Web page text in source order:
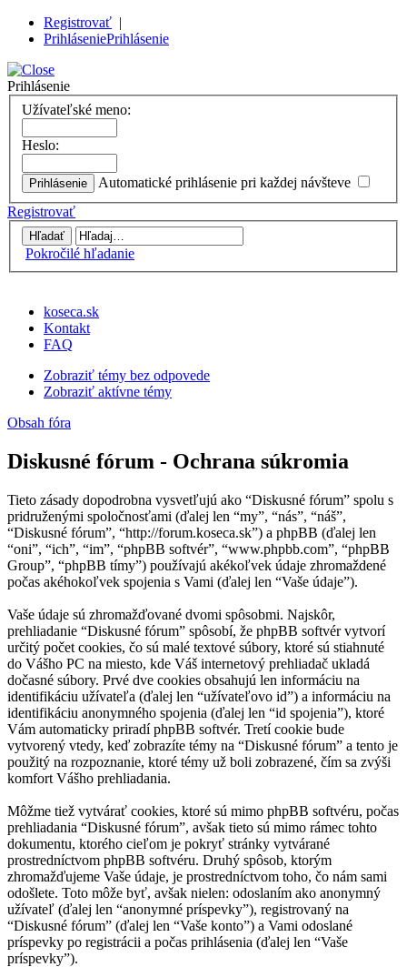
Registrovať |
PrihláseniePrihlásenie
Prihlásenie
Užívateľské meno:
Heslo:
Automatické prihlásenie pri každej návšteve
Registrovať
Pokročilé hľadanie
koseca.sk
Kontakt
FAQ
Zobraziť témy bez odpovede
Zobraziť aktívne témy
Obsah fóra
Diskusné fórum - Ochrana súkromia
Tieto zásady dopodrobna vysvetľujú ako “Diskusné fórum” spolu s
pridruženými spoločnosťami (ďalej len “my”, “nás”, “náš”,
“Diskusné fórum”, “http://forum.koseca.sk”) a phpBB (ďalej len
“oni”, “ich”, “im”, “phpBB softvér”, “www.phpbb.com”, “phpBB
Group”, “phpBB tímy”) používajú akékoľvek údaje zhromaždené
počas akéhokoľvek spojenia s Vami (ďalej len “Vaše údaje”).
Vaše údaje sú zhromažďované dvomi spôsobmi. Najskôr,
prehliadanie “Diskusné fórum” spôsobí, že phpBB softvér vytvorí
určitý počet cookies, čo sú malé textové súbory, ktoré sú stiahnuté
do Vášho PC na miesto, kde Váš internetový prehliadač ukladá
dočasné súbory. Prvé dve cookies obsahujú len informáciu na
identifikáciu užívateľa (ďalej len “užívateľovo id”) a informáciu na
identifikáciu anonymného spojenia (ďalej len “id spojenia”), ktoré
Vám automaticky priradí phpBB softvér. Tretí cookie bude
vytvorený vtedy, keď zobrazíte témy na “Diskusné fórum” a tento je
použitý na rozpoznanie, ktoré témy už boli zobrazené, čím sa zvýši
komfort Vášho prehliadania.
Môžme tiež vytvárať cookies, ktoré sú mimo phpBB softvéru, počas
prehliadania “Diskusné fórum”, avšak tieto sú mimo rámec tohto
dokumentu, ktorého cieľom je pokryť stránky vytvárané
prostredníctvom phpBB softvéru. Druhý spôsob, ktorým
zhromažďujeme Vaše údaje, je prostredníctvom toho, čo nám sami
odošlete. Toto môže byť, avšak nielen: odoslaním ako anonymný
užívateľ (ďalej len “anonymné príspevky”), registrovaný na
“Diskusné fórum” (ďalej len “Vaše konto”) a Vami odoslané
príspevky po registrácii a počas prihlásenia (ďalej len “Vaše
príspevky”).